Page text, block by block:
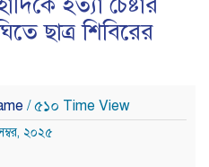
ছাত্র শিবিরের
/ ৫১০ Time View
২০২৫